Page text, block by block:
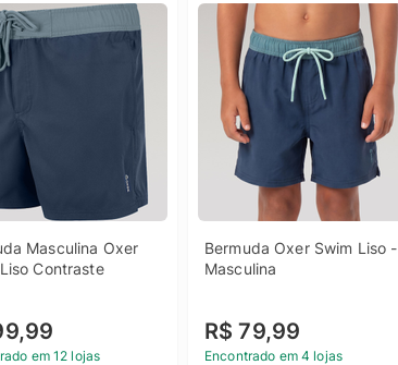
Masculina Oxer
Contraste
em 12 lojas
Bermuda Oxer Swim Liso -
Masculina
R$ 79,99
Encontrado em 4 lojas